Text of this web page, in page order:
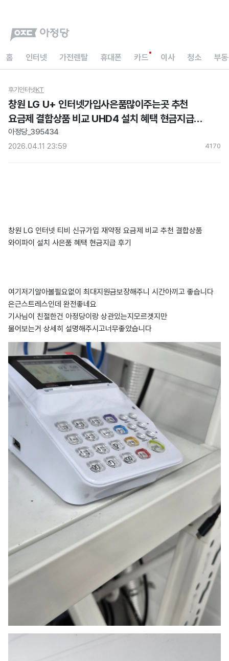
홈 인터넷 가전렌탈 휴대폰 카드 이사 청소 부
후기 인터넷KT
창원 LG U+ 인터넷가입사은품많이주는곳 추천
요금제 결합상품 비교 UHD4 설치 혜택 현금지급
후기
아정당_395434
2026.04.11 23:59
4170
창원 LG 인터넷 티비 신규가입 재약정 요금제 비교 추천 결합상품
와이파이 설치 사은품 혜택 현금지급 후기
여기저기알아볼필요없이 최대지원금보장해주니 시간아끼고 좋습니다
은근스트레스인데 완전좋네요
기사님이 친절한건 아정당이랑 상관있는지모르겟지만
물어보는거 상세히 설명해주시고너무좋았습니다